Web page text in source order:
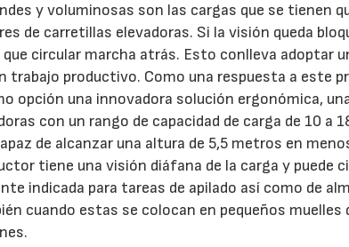
y voluminosas son las cargas que se tienen
de carretillas elevadoras. Si la visión queda
circular marcha atrás. Esto conlleva adoptar
trabajo productivo. Como una respuesta a este
opción una innovadora solución ergonómica,
con un rango de capacidad de carga de 10 a
de alcanzar una altura de 5,5 metros en
tiene una visión diáfana de la carga y puede
indicada para tareas de apilado así como de
cuando estas se colocan en pequeños